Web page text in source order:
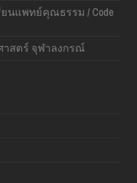
ยนแพทย์คุณธรรม / Code
สตร์ จุฬาลงกรณ์